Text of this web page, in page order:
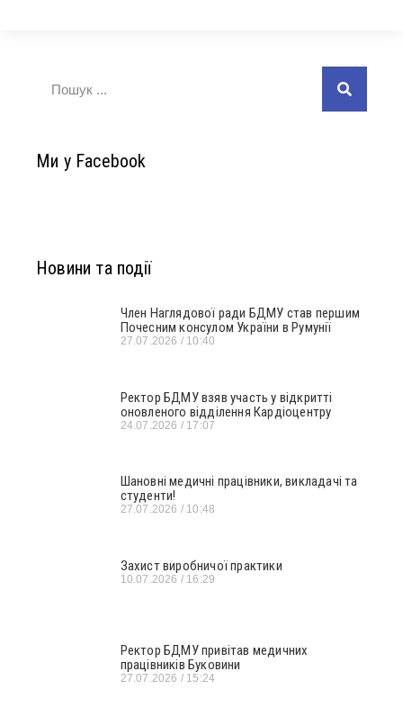
Ми у Facebook
Новини та події
Член Наглядової ради БДМУ став першим
Почесним консулом України в Румунії
27.07.2026 10:40
Ректор БДМУ взяв участь у відкритті
оновленого відділення Кардіоцентру
24.07.2026 17:07
Шановні медичні працівники, викладачі та
студенти!
27.07.2026 10:48
Захист виробничої практики
10.07.2026 16:29
Ректор БДМУ привітав медичних
працівників Буковини
27.07.2026 15:24